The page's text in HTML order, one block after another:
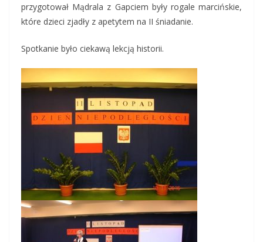
przygotował Mądrala z Gapciem były rogale marcińskie,
które dzieci zjadły z apetytem na II śniadanie.
Spotkanie było ciekawą lekcją historii.